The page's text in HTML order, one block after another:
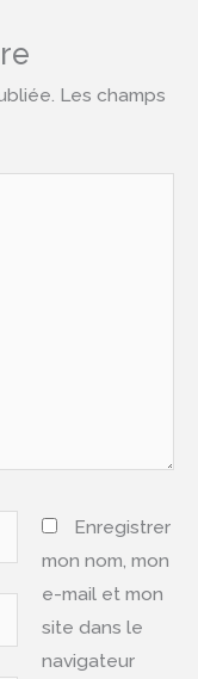
Les champs
Enregistrer
mon nom, mon
e-mail et mon
site dans le
navigateur